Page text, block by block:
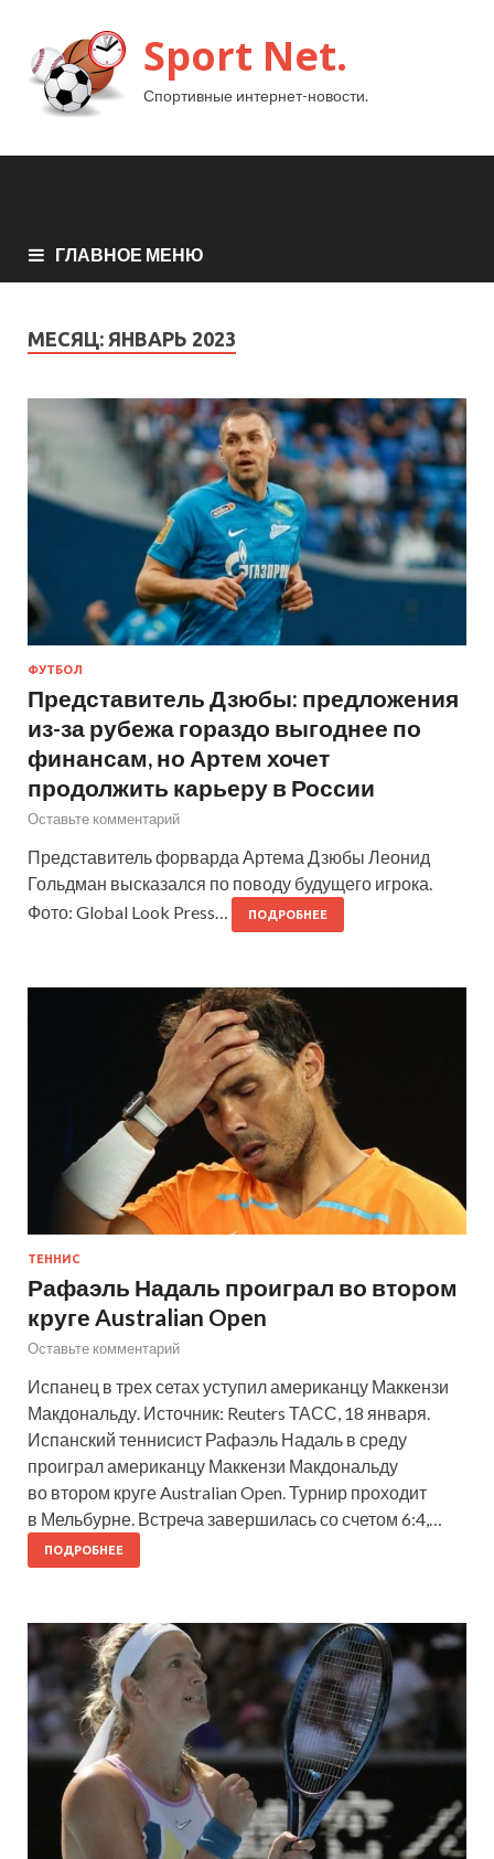
Sport Net.
Спортивные интернет-новости.
ГЛАВНОЕ МЕНЮ
МЕСЯЦ: ЯНВАРЬ 2023
ФУТБОЛ
Представитель Дзюбы: предложения
из-за рубежа гораздо выгоднее по
финансам, но Артем хочет
продолжить карьеру в России
Оставьте комментарий
Представитель форварда Артема Дзюбы Леонид
Гольдман высказался по поводу будущего игрока.
Фото: Global Look Press…
ПОДРОБНЕЕ
ТЕННИС
Рафаэль Надаль проиграл во втором
круге Australian Open
Оставьте комментарий
Испанец в трех сетах уступил американцу Маккензи
Макдональду. Источник: Reuters ТАСС, 18 января.
Испанский теннисист Рафаэль Надаль в среду
проиграл американцу Маккензи Макдональду
во втором круге Australian Open. Турнир проходит
в Мельбурне. Встреча завершилась со счетом 6:4,…
ПОДРОБНЕЕ